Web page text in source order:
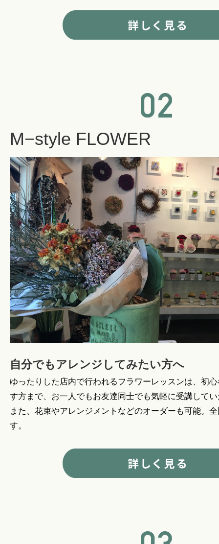
M−style FLOWER
自分でもアレンジしてみたい方へ
ゆったりした店内で行われるフラワーレッスンは、初
す方まで、お一人でもお友達同士でも気軽に受講して
また、花束やアレンジメントなどのオーダーも可能。
す。